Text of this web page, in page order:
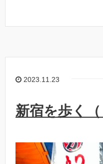
2023.11.23
新宿を歩く